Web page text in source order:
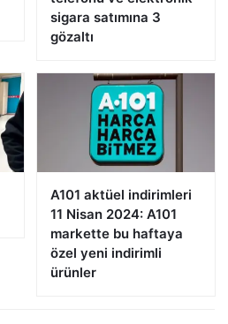
sigara satımına 3
gözaltı
A101 aktüel indirimleri
11 Nisan 2024: A101
markette bu haftaya
özel yeni indirimli
ürünler